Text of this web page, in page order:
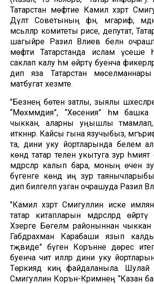
Татарстан мөфтие Камил хәзрәт
Дәүләт Советының фән, мәгариф,
мәсьәләләр комитеты рәисе, депутат,
шагыйре Разил Вәлиев белән
мөфти Татарстанда ислам үсеше
саклап калу һәм өйрәтү буенча
дип яза Татарстан мөселманнары
матбугат хезмәте.
"Безнең бөтен затлы, зыялы
“Мөхәммәдия”, “Хөсәения” һәм башка
чыккан, аларны уңышлы тәмамлап,
иткәннәр. Кайсы гына язучыбыз,
та, дини уку йортларында белем
көндә татар телен укытуга зур әһәмият
мәдрәсәләр калып бара, моның өчен
бүгенге көндә иң зур
дип билгеләп узган очрашуда Разил
"Камил хәзрәт Сәмигуллин иске
татар китапларын мәдрәсәләрдә
Хәзерге Бөгелмә районыннан чыккан
Габдрахман Карабаши язып
тәҗвиде” бүген Коръәнне дөрес
буенча чит илләр дини уку
Төркиядә киң файдаланыла. Шулай
Сәмигуллин Коръән-Кәримнең “Казан